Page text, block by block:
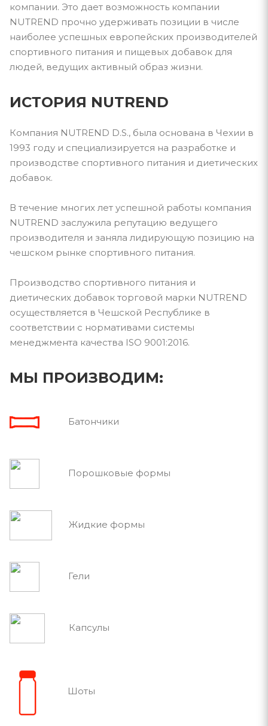
компании. Это дает возможность компании
NUTREND прочно удерживать позиции в числе
наиболее успешных европейских производителей
спортивного питания и пищевых добавок для
людей, ведущих активный образ жизни.
ИСТОРИЯ NUTREND
Компания NUTREND D.S., была основана в Чехии в
1993 году и специализируется на разработке и
производстве спортивного питания и диетических
добавок.
В течение многих лет успешной работы компания
NUTREND заслужила репутацию ведущего
производителя и заняла лидирующую позицию на
чешском рынке спортивного питания.
Производство спортивного питания и
диетических добавок торговой марки NUTREND
осуществляется в Чешской Республике в
соответствии с нормативами системы
менеджмента качества ISO 9001:2016.
МЫ ПРОИЗВОДИМ:
Батончики
Порошковые формы
Жидкие формы
Гели
Капсулы
Шоты